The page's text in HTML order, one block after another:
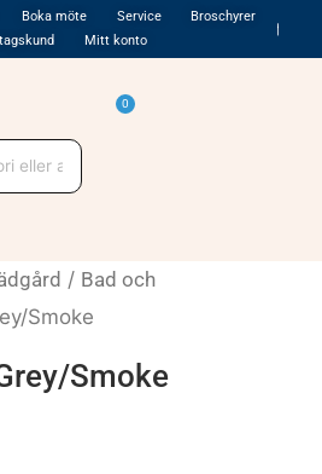
Boka möte Service
Broschyrer
Mitt konto
0
Varukorg
/ Bad och
Smoke
Smoke